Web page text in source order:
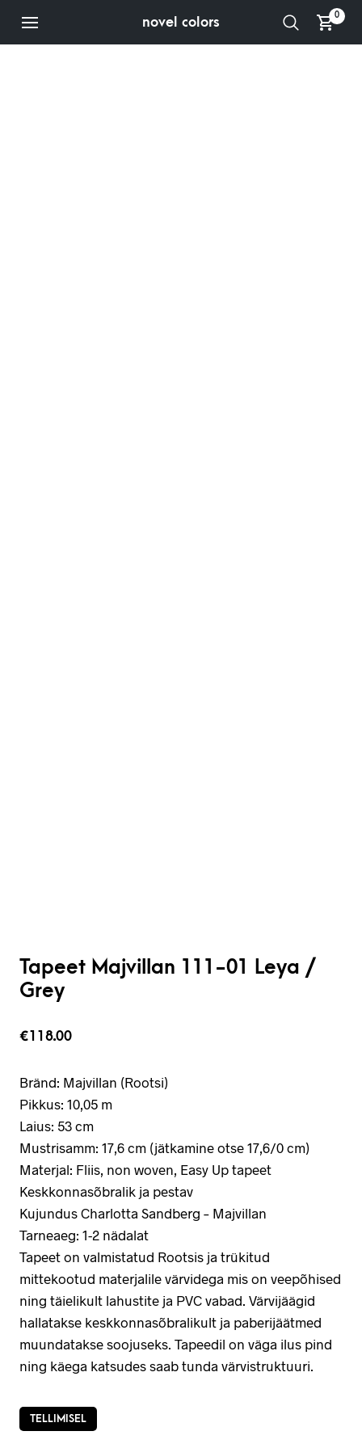
novel colors 0
Tapeet Majvillan 111-01 Leya /
Grey
€118.00
Bränd: Majvillan (Rootsi)
Pikkus: 10,05 m
Laius: 53 cm
Mustrisamm: 17,6 cm (jätkamine otse 17,6/0 cm)
Materjal: Fliis, non woven, Easy Up tapeet
Keskkonnasõbralik ja pestav
Kujundus Charlotta Sandberg – Majvillan
Tarneaeg: 1-2 nädalat
Tapeet on valmistatud Rootsis ja trükitud
mittekootud materjalile värvidega mis on veepõhised
ning täielikult lahustite ja PVC vabad. Värvijäägid
hallatakse keskkonnasõbralikult ja paberijäätmed
muundatakse soojuseks. Tapeedil on väga ilus pind
ning käega katsudes saab tunda värvistruktuuri.
TELLIMISEL